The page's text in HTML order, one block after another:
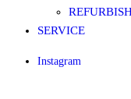
SERVICE
Instagram